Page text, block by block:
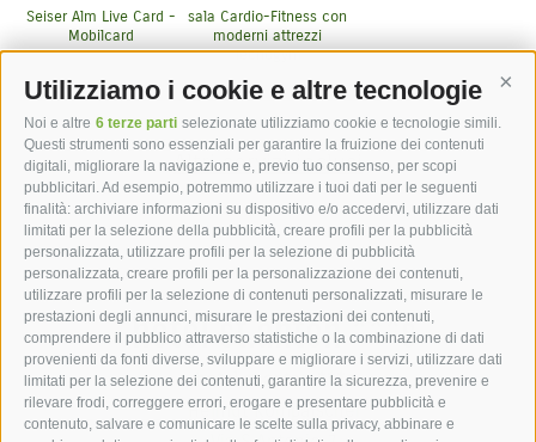
Utilizziamo i cookie e altre tecnologie
Noi e altre 6 terze parti selezionate utilizziamo cookie e tecnologie simili.
Questi strumenti sono essenziali per garantire la fruizione dei contenuti
digitali, migliorare la navigazione e, previo tuo consenso, per scopi
pubblicitari. Ad esempio, potremmo utilizzare i tuoi dati per le seguenti
finalità: archiviare informazioni su dispositivo e/o accedervi, utilizzare dati
limitati per la selezione della pubblicità, creare profili per la pubblicità
personalizzata, utilizzare profili per la selezione di pubblicità
personalizzata, creare profili per la personalizzazione dei contenuti,
utilizzare profili per la selezione di contenuti personalizzati, misurare le
prestazioni degli annunci, misurare le prestazioni dei contenuti,
comprendere il pubblico attraverso statistiche o la combinazione di dati
provenienti da fonti diverse, sviluppare e migliorare i servizi, utilizzare dati
limitati per la selezione dei contenuti, garantire la sicurezza, prevenire e
rilevare frodi, correggere errori, erogare e presentare pubblicità e
contenuto, salvare e comunicare le scelte sulla privacy, abbinare e
Seiser Alm Live Card -
Mobilcard
sala Cardio-Fitness con
moderni attrezzi
Tecnogym
Altri servizi inclusi
hotel st.anton ***s
hotel st.anton ***s
Helmut Kompatscher